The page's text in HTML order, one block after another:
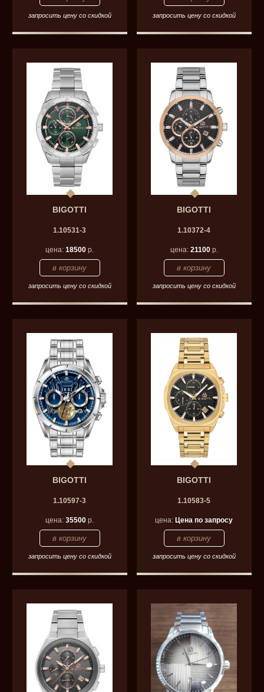
запросить цену со скидкой запросить цену со скидкой
BIGOTTI
1.10531-3
цена:18500 р.
запросить цену со скидкой
BIGOTTI
1.10372-4
цена: 21100р.
запросить цену со скидкой
BIGOTTI
1.10597-3
цена:35500 р.
запросить цену со скидкой
BIGOTTI
1.10583-5
цена: Цена по запросу
запросить цену со скидкой